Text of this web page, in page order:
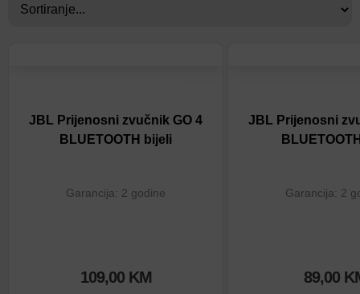
JBL Prijenosni zvučnik GO 4
BLUETOOTH bijeli
Garancija: 2 godine
109,00 KM
JBL Prijenosni
Garancija: 2
89,00